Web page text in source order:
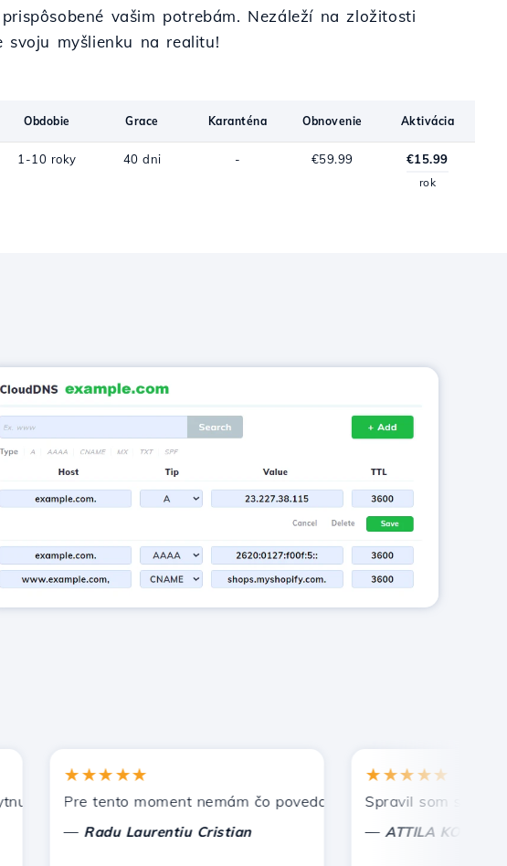
vašim potrebám. Nezáleží na zložitosti
svoju myšlienku na realitu!
Obdobie Grace Karanténa Obnovenie Aktivácia
1-10 roky 40 dni - €59.99 €15.99
rok
podporu!
★★★★★
Pre tento moment nemám čo povedať, len oceniť. S osobitnou
Radu Laurentiu Cristian
★★★★★
Spravil som správnu
ATTILA KOLES